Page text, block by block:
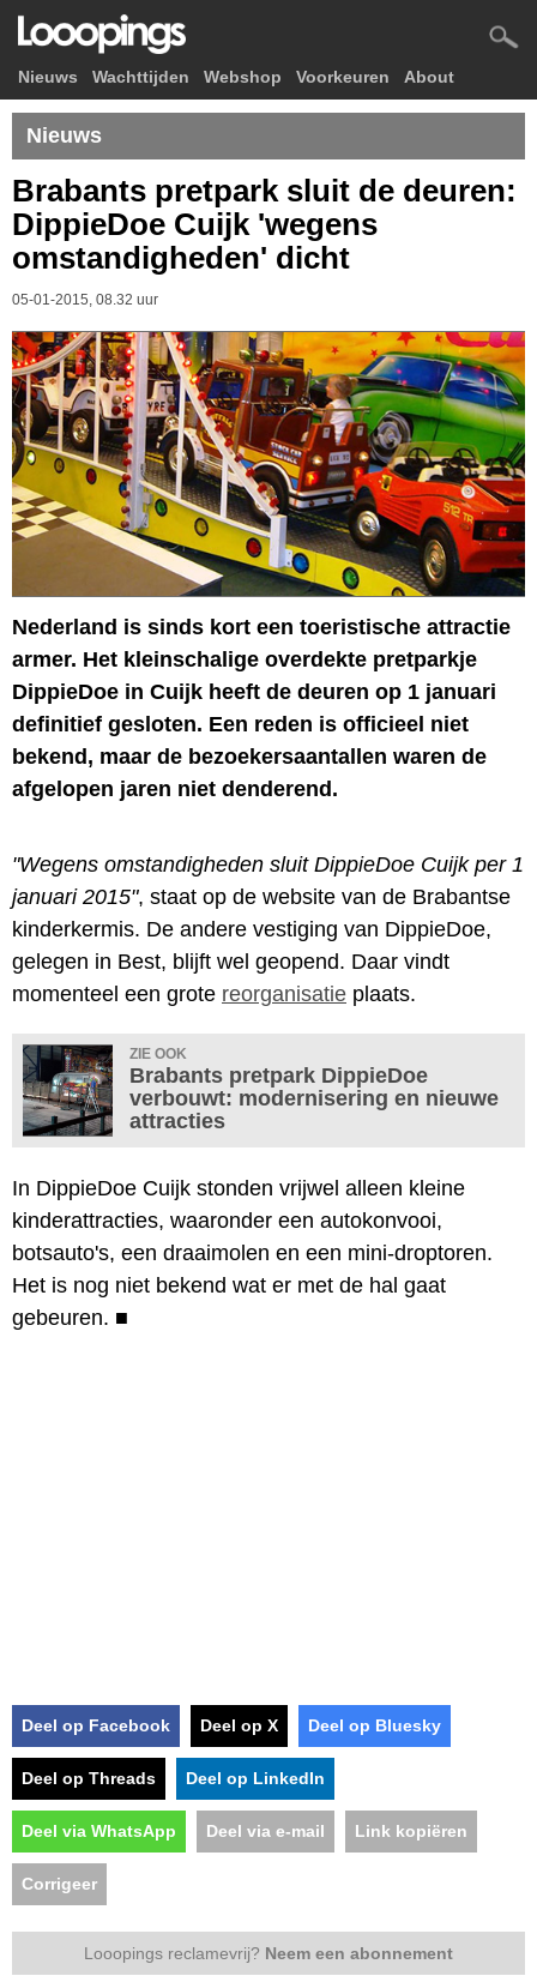
Nieuws Wachttijden Webshop Voorkeuren About
Nieuws
Brabants pretpark sluit de deuren:
DippieDoe Cuijk 'wegens
omstandigheden' dicht
05-01-2015, 08.32 uur
Nederland is sinds kort een toeristische attractie
armer. Het kleinschalige overdekte pretparkje
DippieDoe in Cuijk heeft de deuren op 1 januari
definitief gesloten. Een reden is officieel niet
bekend, maar de bezoekersaantallen waren de
afgelopen jaren niet denderend.
"Wegens omstandigheden sluit DippieDoe Cuijk per 1
januari 2015", staat op de website van de Brabantse
kinderkermis. De andere vestiging van DippieDoe,
gelegen in Best, blijft wel geopend. Daar vindt
momenteel een grote reorganisatie plaats.
ZIE OOK
Brabants pretpark DippieDoe
verbouwt: modernisering en nieuwe
attracties
In DippieDoe Cuijk stonden vrijwel alleen kleine
kinderattracties, waaronder een autokonvooi,
botsauto's, een draaimolen en een mini-droptoren.
Het is nog niet bekend wat er met de hal gaat
gebeuren. ■
Deel op Facebook Deel op X Deel op Bluesky
Deel op Threads Deel op LinkedIn
Deel via WhatsApp Deel via e-mail Link kopiëren
Corrigeer
Looopings reclamevrij? Neem een abonnement